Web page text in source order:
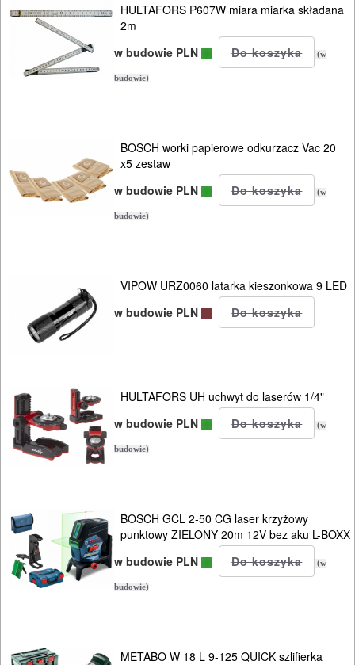
Tarcze
diamentowe
Tarcze
Tarcze
polerskie
Korony
Korony
uniwersalne
DO
DREWNA
DO
METALU
Do
frezarek
Do
gwoździarek
kluczy
HULTAFORS P607W miara miarka składana
2m
w budowie PLN
(w
budowie)
BOSCH worki papierowe odkurzacz Vac 20
x5 zestaw
w budowie PLN
(w
budowie)
VIPOW URZ0060 latarka kieszonkowa 9 LED
w budowie PLN
HULTAFORS UH uchwyt do laserów 1/4"
w budowie PLN
(w
budowie)
BOSCH GCL 2-50 CG laser krzyżowy
punktowy ZIELONY 20m 12V bez aku L-BOXX
w budowie PLN
(w
budowie)
METABO W 18 L 9-125 QUICK szlifierka